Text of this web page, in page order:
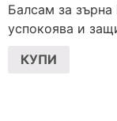
Балсам за
успокоява и
КУПИ